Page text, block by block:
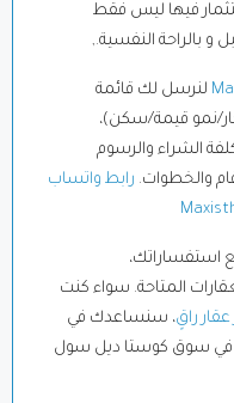
فيها ليس فقط
و بالراحة النفسية.,
لنرسل لك قائمة
نمو قيمة/سكن)،
الشراء والرسوم
والخطوات. رابط واتساب
استفساراتك،
المتاحة. سواء كنت
راقٍ، سنساعدك في
في سوق كوستا ديل سول